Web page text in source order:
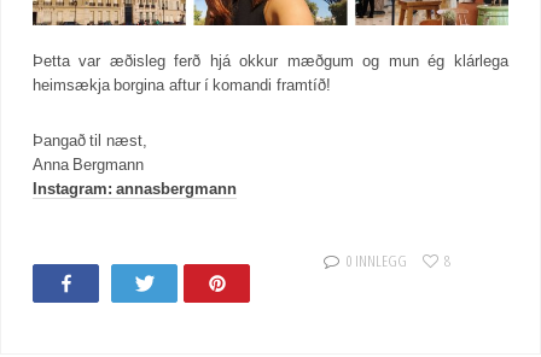
Þetta var æðisleg ferð hjá okkur mæðgum og mun ég klárlega
heimsækja borgina aftur í komandi framtíð!
Þangað til næst,
Anna Bergmann
Instagram: annasbergmann
Tweet
0 INNLEGG 8